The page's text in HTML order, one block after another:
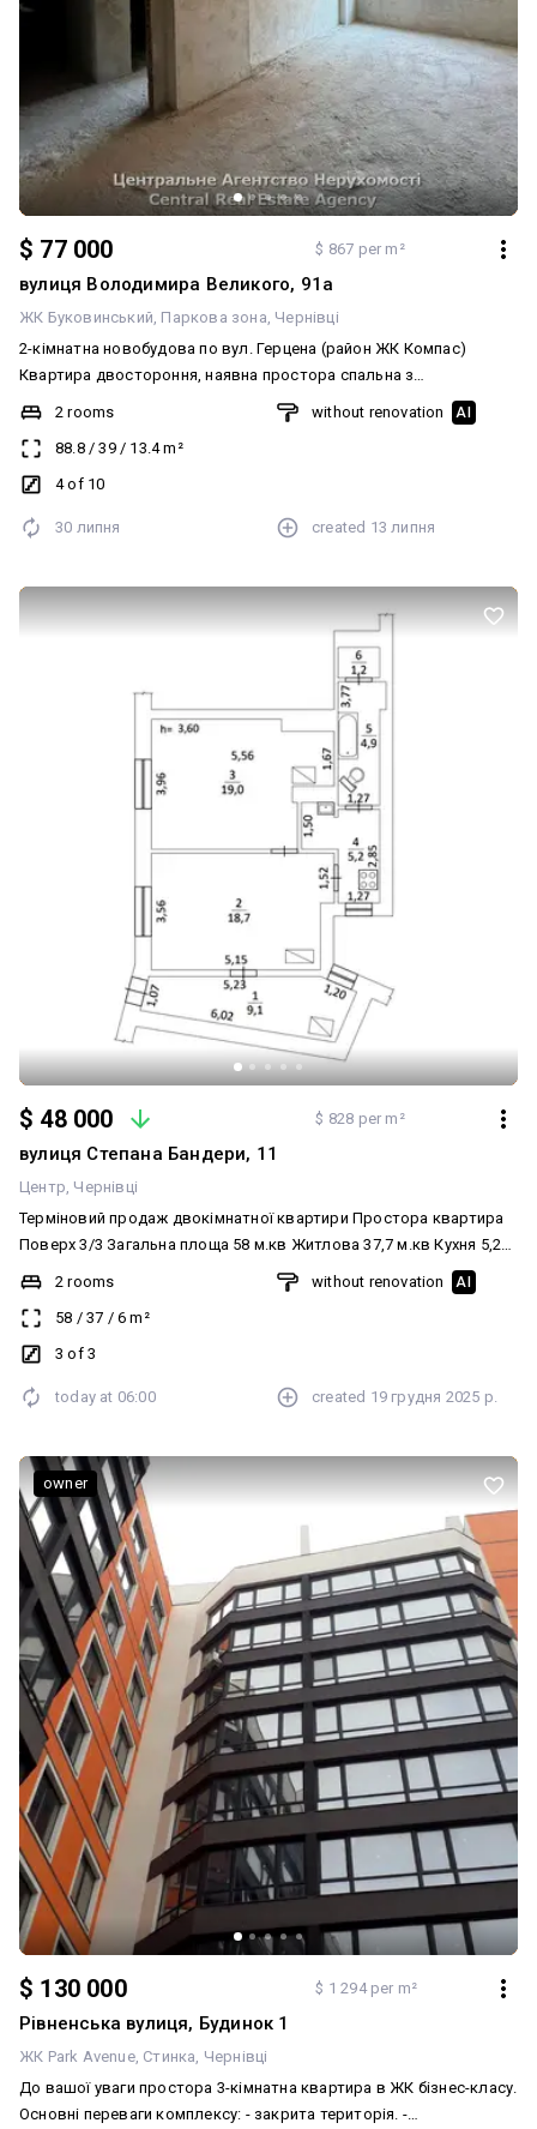
$ 77 000 $ 867 per m²
вулиця Володимира Великого, 91а
ЖК Буковинський Паркова зона Чернівці
2-кімнатна новобудова по вул. Герцена (район ЖК Компас)
Квартира двостороння, наявна простора спальна з
гардеробною, кухня з панорамним вікном та кладовою У
квартирі розведене опалення та водовідведення, залита
стяжка. Загальна площа - 88.8 кв.м, 4-й поверх Встановлені вхідні
броньовані двері Квартира двостороння, світла й простора.
2 rooms
88.8/39/ 13.4m²
4 of 10
without renovation AI
30 липня created 13 липня
$ 48 000 $ 828 per m²
вулиця Степана Бандери, 11
Центр Чернівці
Терміновий продаж двокімнатної квартири Простора квартира
Поверх 3/3 Загальна площа 58 м.кв Житлова 37,7 м.кв Кухня 5,2
м.кв Сумісний санвузол Кожна кімната має індивідуальне пічне
Поруч театральна площа, парк, парковка для авто, зупинка
громадського транспорту, школа Відкриті до пропозицій,
домовленістю За додатковими питаннями телефонуйте!
2 rooms
58 / 37 / 6 m²
3 of 3
without renovation AI
today at 06:00 created 19 грудня 2025 р.
$ 130 000 $ 1 294 per m²
Рівненська вулиця, Будинок 1
ЖК Park Avenue Стинка Чернівці
До вашої уваги простора 3-кімнатна квартира в ЖК бізнес-класу.
Основні переваги комплексу: - закрита територія. -
owner